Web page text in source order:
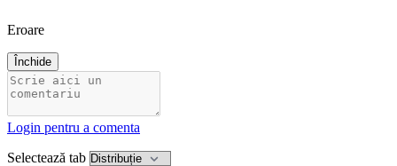
Eroare
Închide
Login pentru a comenta
Selectează tab